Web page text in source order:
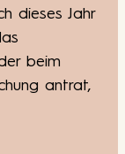
dieses Jahr
beim
antrat,